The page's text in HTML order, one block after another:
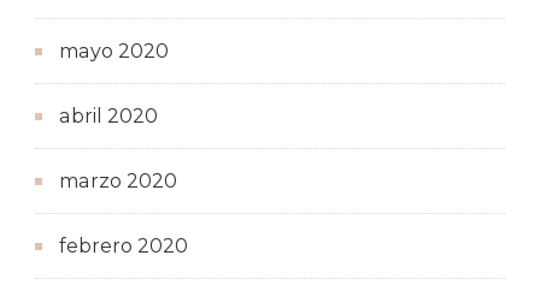
mayo 2020
abril 2020
marzo 2020
febrero 2020